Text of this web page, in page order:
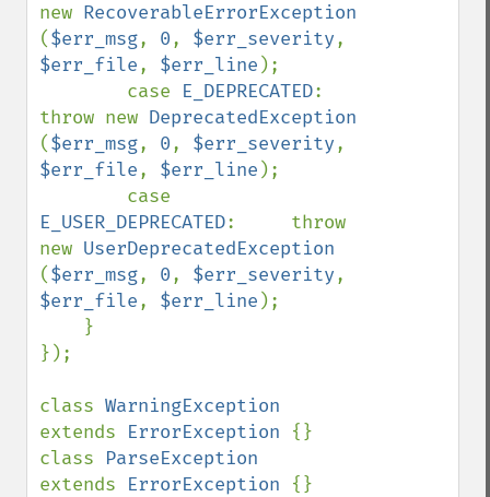
new
($err_msg, 0, $err_severity
$err_file, $err_line );
        case
E_DEPRECATED:
throw new
($err_msg, 0, $err_severity
$err_file, $err_line );
E_USER_DEPRECATED:     throw
new
($err_msg, 0, $err_severity
$err_file, $err_line );
});
class
extends ErrorException {}
class
extends ErrorException {}